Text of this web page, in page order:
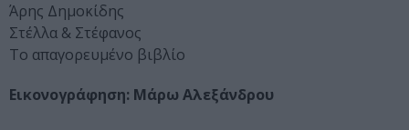
Άρης Δημοκίδης
Στέλλα & Στέφανος
Το απαγορευμένο βιβλίο
Εικονογράφηση: Μάρω Αλεξάνδρου